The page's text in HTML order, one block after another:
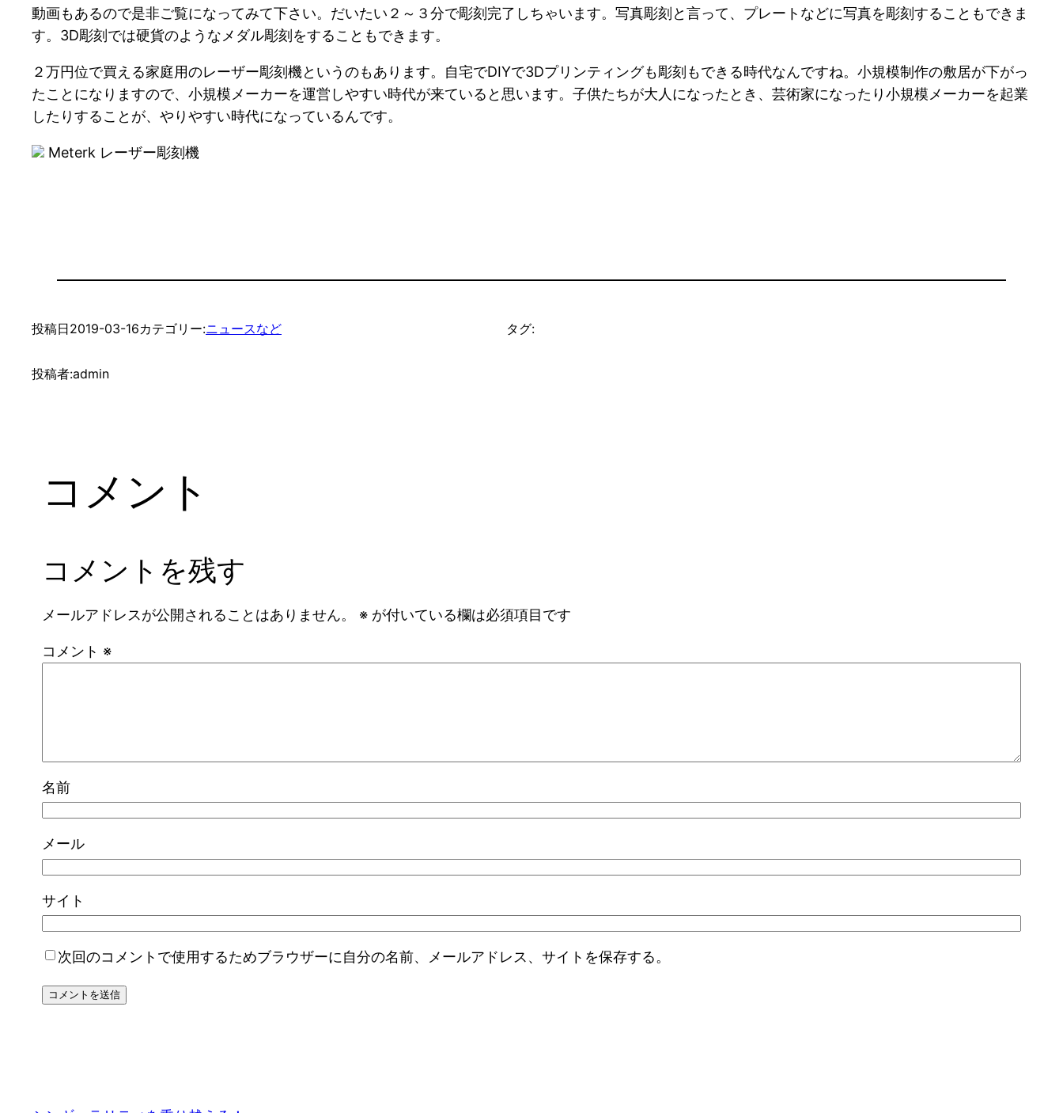
動画もあるので是非ご覧になってみて下さい。だいたい２～３分で彫刻完了しちゃいます。写真彫刻と言って、プレートなどに写真を彫刻することもできま
す。3D彫刻では硬貨のようなメダル彫刻をすることもできます。
２万円位で買える家庭用のレーザー彫刻機というのもあります。自宅でDIYで3Dプリンティングも彫刻もできる時代なんですね。小規模制作の敷居が下がっ
たことになりますので、小規模メーカーを運営しやすい時代が来ていると思います。子供たちが大人になったとき、芸術家になったり小規模メーカーを起業
したりすることが、やりやすい時代になっているんです。
Meterk レーザー彫刻機
投稿日2019-03-16カテゴリー:ニュースなど
投稿者:admin
タグ:
コメント
コメントを残す
メールアドレスが公開されることはありません。 ※ が付いている欄は必須項目です
コメント ※
名前
メール
サイト
次回のコメントで使用するためブラウザーに自分の名前、メールアドレス、サイトを保存する。